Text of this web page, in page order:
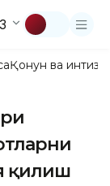
Қонун ва
қилиш